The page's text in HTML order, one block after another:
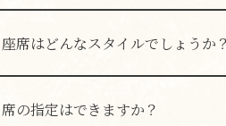
混雑状況により、2時間制でのご
座席はどんなスタイルでしょうか？
全席テーブル席でご用意しており
席の指定はできますか？